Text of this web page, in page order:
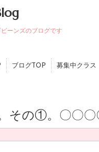
ーンズのブログです
ブログTOP 募集中クラス
その①。〇〇〇